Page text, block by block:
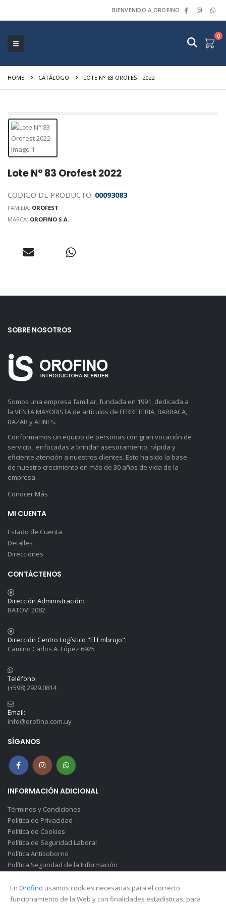
BIENVENIDO A OROFINO
0
HOME CATÁLOGO LOTE N° 83 OROFEST 2022
Lote N° 83 Orofest 2022
CODIGO DE PRODUCTO: 00093083
FAMILIA: OROFEST
MARCA: OROFINO S.A.
SOBRE NOSOTROS
Somos una empresa familiar, fundada en 1991, dedicada a
la VENTA MAYORISTA de artículos de FERRETERIA, BARRACA,
BAZAR y AFINES.
Conformamos un equipo de personas con gran vocación de
servicio, enfocadas a brindar asesoramiento, rápida y
eficiente atención a nuestros clientes. Esto ha sido la base
de nuestro crecimiento en más de 30 años de vida de la
empresa.
Conocer Más
MI CUENTA
Estado de Cuenta
Detalles
Direcciones
CONTÁCTENOS
Dirección Administración:
BATOVI 2082
Dirección Centro Logístico "El Embrujo":
Camino Carlos A. López 6925
Teléfono:
(+598) 2929.0814
Email:
info@orofino.com.uy
SÍGANOS
INFORMACIÓN ADICIONAL
Términos y Condiciones
Política de Privacidad
Política de Cookies
Política de Seguridad Laboral
Política Antisoborno
Política Seguridad de la Información
En Orofino usamos cookies necesarias para el correcto
funcionamiento de la Web y con finalidades estadísticas, para